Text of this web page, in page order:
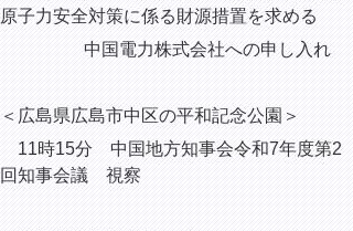
原子力安全対策に係る財源措置を求める
中国電力株式会社への申し入れ
＜広島県広島市中区の平和記念公園＞
11時15分 中国地方知事会令和7年度第2
回知事会議 視察